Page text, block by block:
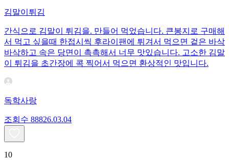
김말이튀김
간식으로 김말이 튀김을. 만들어 먹었습니다. 큰봉지로 구매해
서 먹고 싶을때 한접시씩 후라이팬에 튀겨서 먹으면 겉은 바삭
바삭하고 속은 당면이 촉촉해서 너무 맛있습니다. 고소한 김말
이 튀김을 초간장에 콕 찍어서 먹으면 환상적인 맛입니다.
독학사랑
조회수 88826.03.04
10